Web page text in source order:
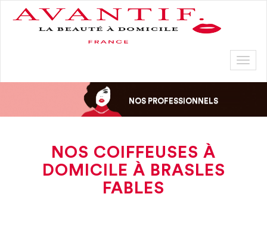
NOS PROFESSIONNELS
NOS COIFFEUSES À
DOMICILE À BRASLES
FABLES